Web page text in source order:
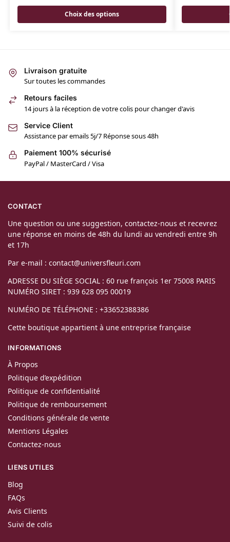
Choix des options
Livraison gratuite
Sur toutes les commandes
Retours faciles
14 jours à la réception de votre colis pour changer d'avis
Service Client
Assistance par emails 5j/7 Réponse sous 48h
Paiement 100% sécurisé
PayPal / MasterCard / Visa
CONTACT
Une question ou une suggestion, contactez-nous et recevrez
une réponse en moins de 48h du lundi au vendredi entre 9h
et 17h
Par e-mail : contact@universfleuri.com
ADRESSE DU SIÈGE SOCIAL : 60 rue françois 1er 75008 PARIS
NUMÉRO SIRET : 939 628 095 00019
NUMÉRO DE TÉLÉPHONE : +33652388386
Cette boutique appartient à une entreprise française
INFORMATIONS
À Propos
Politique d’expédition
Politique de confidentialité
Politique de remboursement
Conditions générale de vente
Mentions Légales
Contactez-nous
LIENS UTILES
Blog
FAQs
Avis Clients
Suivi de colis